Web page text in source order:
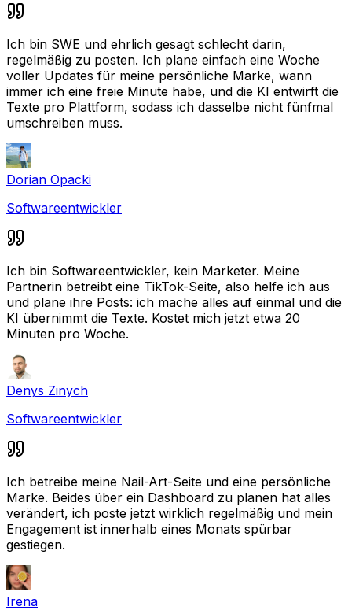
Ich bin SWE und ehrlich gesagt schlecht darin,
regelmäßig zu posten. Ich plane einfach eine Woche
voller Updates für meine persönliche Marke, wann
immer ich eine freie Minute habe, und die KI entwirft die
Texte pro Plattform, sodass ich dasselbe nicht fünfmal
umschreiben muss.
Dorian Opacki
Softwareentwickler
Ich bin Softwareentwickler, kein Marketer. Meine
Partnerin betreibt eine TikTok-Seite, also helfe ich aus
und plane ihre Posts: ich mache alles auf einmal und die
KI übernimmt die Texte. Kostet mich jetzt etwa 20
Minuten pro Woche.
Denys Zinych
Softwareentwickler
Ich betreibe meine Nail-Art-Seite und eine persönliche
Marke. Beides über ein Dashboard zu planen hat alles
verändert, ich poste jetzt wirklich regelmäßig und mein
Engagement ist innerhalb eines Monats spürbar
gestiegen.
Irena